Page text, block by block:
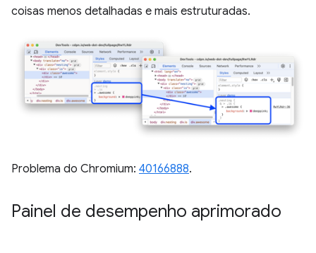
coisas menos detalhadas e mais estruturadas.
Problema do Chromium: 40166888.
Painel de desempenho aprimorado